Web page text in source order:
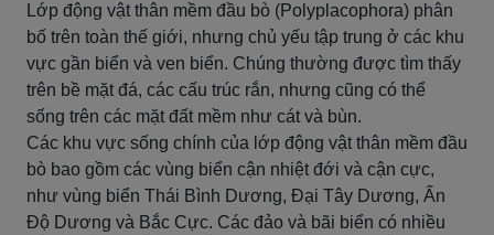
Lớp động vật thân mềm đầu bò (Polyplacophora) phân
bố trên toàn thế giới, nhưng chủ yếu tập trung ở các khu
vực gần biển và ven biển. Chúng thường được tìm thấy
trên bề mặt đá, các cấu trúc rắn, nhưng cũng có thể
sống trên các mặt đất mềm như cát và bùn.
Các khu vực sống chính của lớp động vật thân mềm đầu
bò bao gồm các vùng biển cận nhiệt đới và cận cực,
như vùng biển Thái Bình Dương, Đại Tây Dương, Ấn
Độ Dương và Bắc Cực. Các đảo và bãi biển có nhiều